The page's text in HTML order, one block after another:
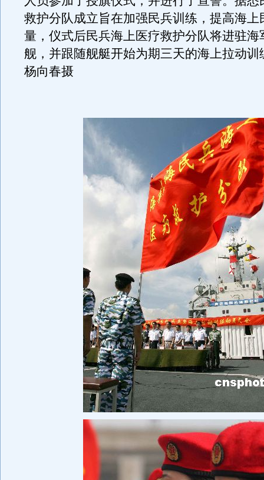
救护分队成立旨在加强民兵训练，提高海上
量，仪式后民兵海上医疗救护分队将进驻海
舰，并跟随舰艇开始为期三天的海上拉动训
杨向春摄